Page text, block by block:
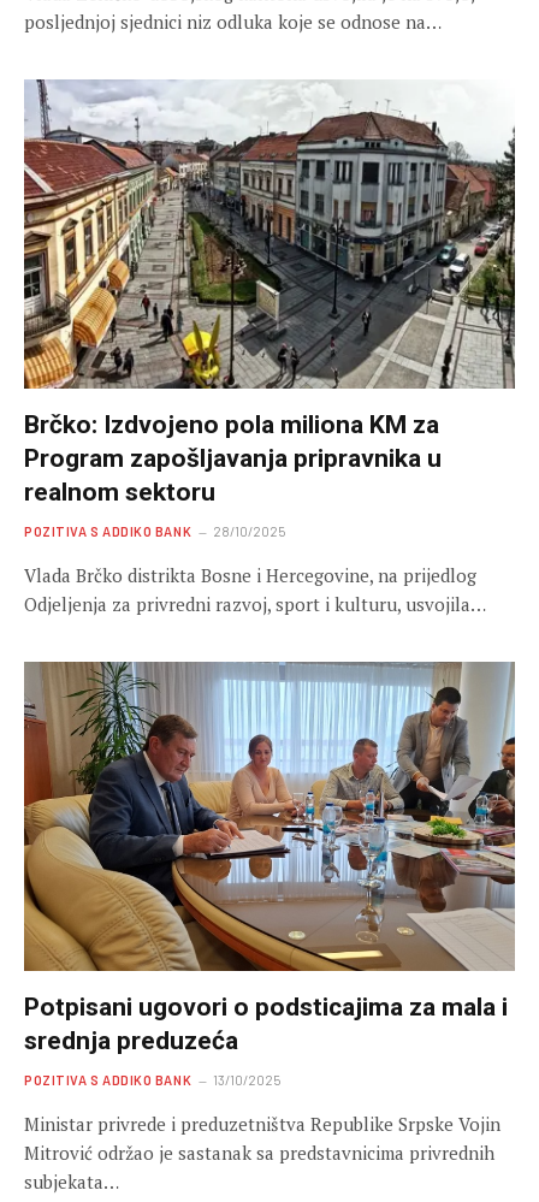
posljednjoj sjednici niz odluka koje se odnose na…
Brčko: Izdvojeno pola miliona KM za
Program zapošljavanja pripravnika u
realnom sektoru
POZITIVA S ADDIKO BANK 28/10/2025
Vlada Brčko distrikta Bosne i Hercegovine, na prijedlog
Odjeljenja za privredni razvoj, sport i kulturu, usvojila…
Potpisani ugovori o podsticajima za mala i
srednja preduzeća
POZITIVA S ADDIKO BANK 13/10/2025
Ministar privrede i preduzetništva Republike Srpske Vojin
Mitrović održao je sastanak sa predstavnicima privrednih
subjekata…